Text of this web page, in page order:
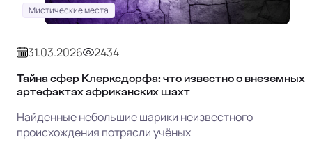
Мистические места
31.03.2026 2434
Тайна сфер Клерксдорфа: что известно о внеземных
артефактах африканских шахт
Найденные небольшие шарики неизвестного
происхождения потрясли учёных